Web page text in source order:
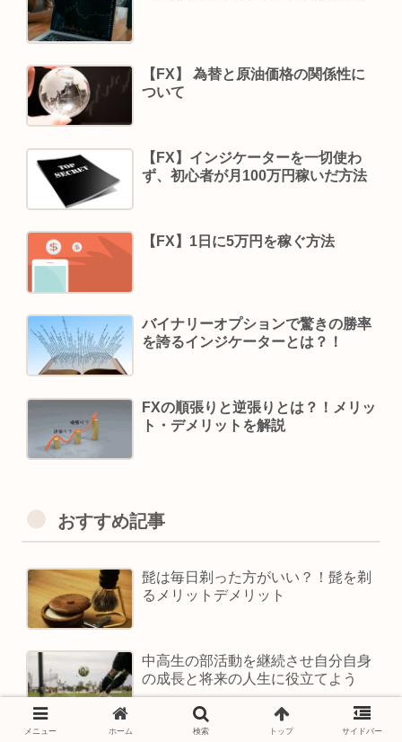
【FX】 為替と原油価格の関係性に
ついて
【FX】インジケーターを一切使わ
ず、初心者が月100万円稼いだ方法
【FX】1日に5万円を稼ぐ方法
バイナリーオプションで驚きの勝率
を誇るインジケーターとは？！
FXの順張りと逆張りとは？！メリッ
ト・デメリットを解説
おすすめ記事
髭は毎日剃った方がいい？！髭を剃
るメリットデメリット
中高生の部活動を継続させ自分自身
の成長と将来の人生に役立てよう
メニュー ホーム 検索 トップ サイドバー